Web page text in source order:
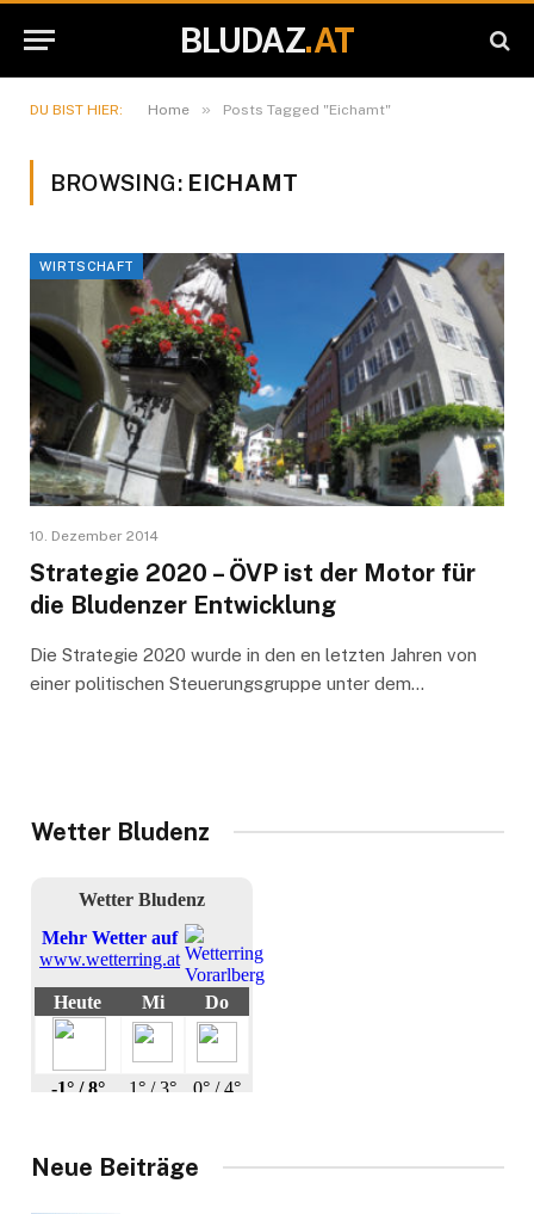
BLUDAZ.AT
DU BIST HIER: Home » Posts Tagged "Eichamt"
BROWSING: EICHAMT
WIRTSCHAFT
10. Dezember 2014
Strategie 2020 – ÖVP ist der Motor für
die Bludenzer Entwicklung
Die Strategie 2020 wurde in den en letzten Jahren von
einer politischen Steuerungsgruppe unter dem…
Wetter Bludenz
Neue Beiträge